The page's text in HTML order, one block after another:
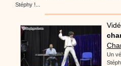
Stéphy !...
Un